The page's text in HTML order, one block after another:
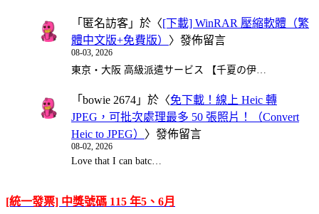
「 匿名訪客 」於〈[下載] WinRAR 壓縮軟體（繁
體中文版+免費版） 〉發佈留言
08-03, 2026
東京・大阪 高級派遣サービス 【千夏の伊…
「 bowie 2674 」於〈免下載！線上 Heic 轉
JPEG，可批次處理最多 50 張照片！（Convert
Heic to JPEG） 〉發佈留言
08-02, 2026
Love that I can batc…
[統一發票] 中獎號碼 115 年5、6月